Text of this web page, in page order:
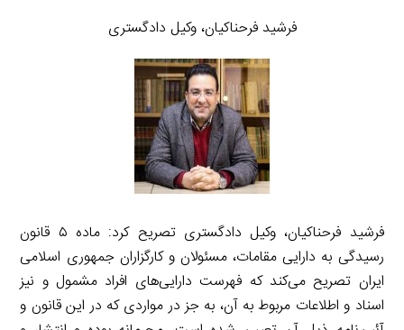
فرشید فرحناکیان، وکیل دادگستری
فرشید فرحناکیان، وکیل دادگستری تصریح کرد: ماده ۵ قانون
رسیدگی به دارایی مقامات، مسئولان و کارگزاران جمهوری اسلامی
ایران تصریح می‌کند که فهرست دارایی‌های افراد مشمول و نیز
اسناد و اطلاعات مربوط به آن، به جز در مواردی که در این قانون و